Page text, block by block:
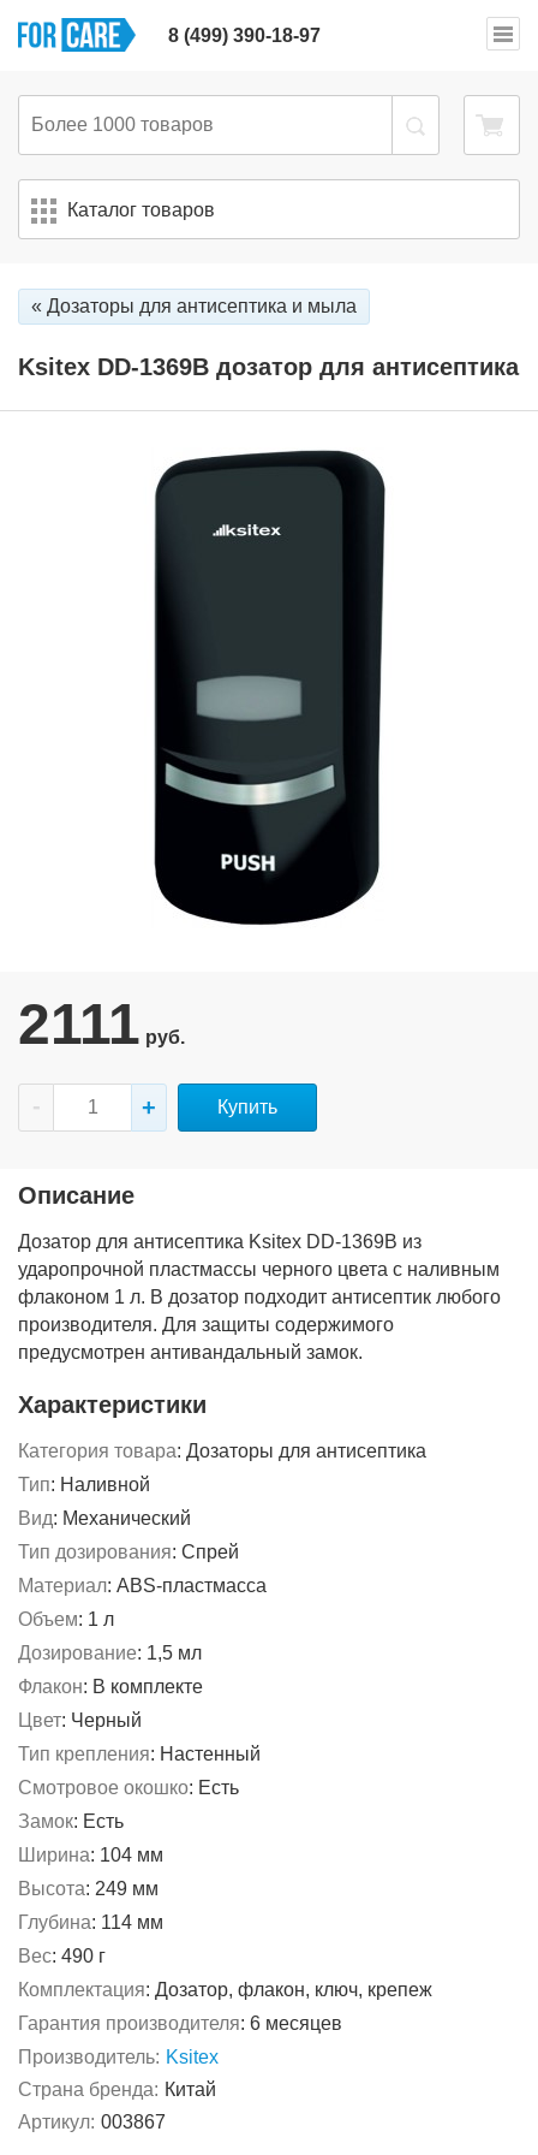
8 (499) 390-18-97
Каталог товаров
« Дозаторы для антисептика и мыла
Ksitex DD-1369B дозатор для антисептика
2111 руб.
Купить
Описание
Дозатор для антисептика Ksitex DD-1369B из
ударопрочной пластмассы черного цвета с наливным
флаконом 1 л. В дозатор подходит антисептик любого
производителя. Для защиты содержимого
предусмотрен антивандальный замок.
Характеристики
Категория товара: Дозаторы для антисептика
Тип: Наливной
Вид: Механический
Тип дозирования: Спрей
Материал: ABS-пластмасса
Объем: 1 л
Дозирование: 1,5 мл
Флакон: В комплекте
Цвет: Черный
Тип крепления: Настенный
Смотровое окошко: Есть
Замок: Есть
Ширина: 104 мм
Высота: 249 мм
Глубина: 114 мм
Вес: 490 г
Комплектация: Дозатор, флакон, ключ, крепеж
Гарантия производителя: 6 месяцев
Производитель: Ksitex
Страна бренда: Китай
Артикул: 003867